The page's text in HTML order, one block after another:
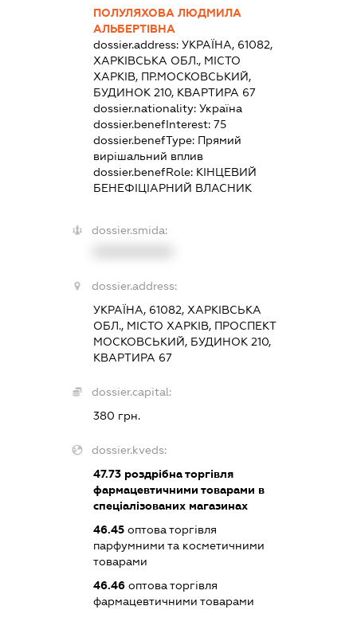
ПОЛУЛЯХОВА ЛЮДМИЛА
АЛЬБЕРТІВНА
dossier.address:УКРАЇНА, 61082,
ХАРКІВСЬКА ОБЛ., МІСТО
ХАРКІВ, ПР.МОСКОВСЬКИЙ,
БУДИНОК 210, КВАРТИРА 67
dossier.nationality:Україна
dossier.benefInterest:75
dossier.benefType: Прямий
вирішальний вплив
dossier.benefRole: КІНЦЕВИЙ
БЕНЕФІЦІАРНИЙ ВЛАСНИК
dossier.smida:
dossier.address:
УКРАЇНА, 61082, ХАРКІВСЬКА
ОБЛ., МІСТО ХАРКІВ, ПРОСПЕКТ
МОСКОВСЬКИЙ, БУДИНОК 210,
КВАРТИРА 67
dossier.capital:
380 грн.
dossier.kveds:
47.73 роздрібна торгівля
фармацевтичними товарами в
спеціалізованих магазинах
46.45 оптова торгівля
парфумними та косметичними
товарами
46.46 оптова торгівля
фармацевтичними товарами